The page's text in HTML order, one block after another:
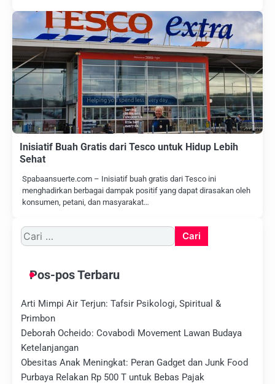
Inisiatif Buah Gratis dari Tesco untuk Hidup Lebih
Sehat
Spabaansuerte.com – Inisiatif buah gratis dari Tesco ini
menghadirkan berbagai dampak positif yang dapat dirasakan oleh
konsumen, petani, dan masyarakat…
Cari
untuk:
Pos-pos Terbaru
Arti Mimpi Air Terjun: Tafsir Psikologi, Spiritual &
Primbon
Deborah Ocheido: Covabodi Movement Lawan Budaya
Ketelanjangan
Obesitas Anak Meningkat: Peran Gadget dan Junk Food
Purbaya Relakan Rp 500 T untuk Bebas Pajak